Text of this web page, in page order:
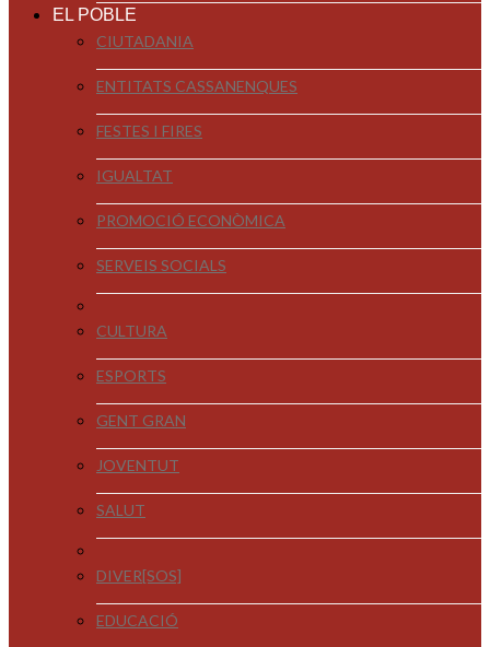
EL POBLE
CIUTADANIA
ENTITATS CASSANENQUES
FESTES I FIRES
IGUALTAT
PROMOCIÓ ECONÒMICA
SERVEIS SOCIALS
CULTURA
ESPORTS
GENT GRAN
JOVENTUT
SALUT
DIVER[SOS]
EDUCACIÓ